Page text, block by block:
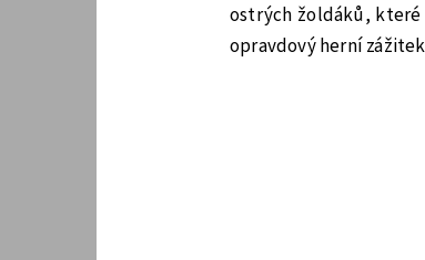
ostrých žoldáků,
opravdový herní